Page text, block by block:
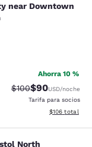
near
near Downtown
1011 reseñas
Ahorra 10 %
Tarifa tachada:
$100Tarifa
$90USD/noche
Tarifa para socios
Ver detalles
$106 total
North